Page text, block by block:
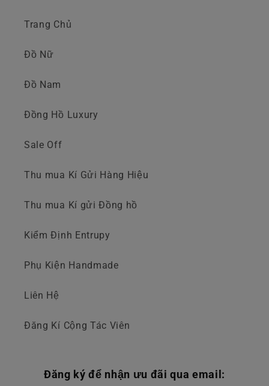
Trang Chủ
Đồ Nữ
Đồ Nam
Đồng Hồ Luxury
Sale Off
Thu mua Kí Gửi Hàng Hiệu
Thu mua Kí gửi Đồng hồ
Kiểm Định Entrupy
Phụ Kiện Handmade
Liên Hệ
Đăng Kí Cộng Tác Viên
Đăng ký để nhận ưu đãi qua email: